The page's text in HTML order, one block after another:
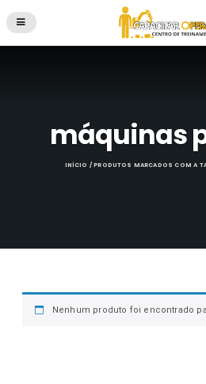
máquinas
INÍCIO / PRODUTOS MARCADOS COM A
Nenhum produto foi encontrado